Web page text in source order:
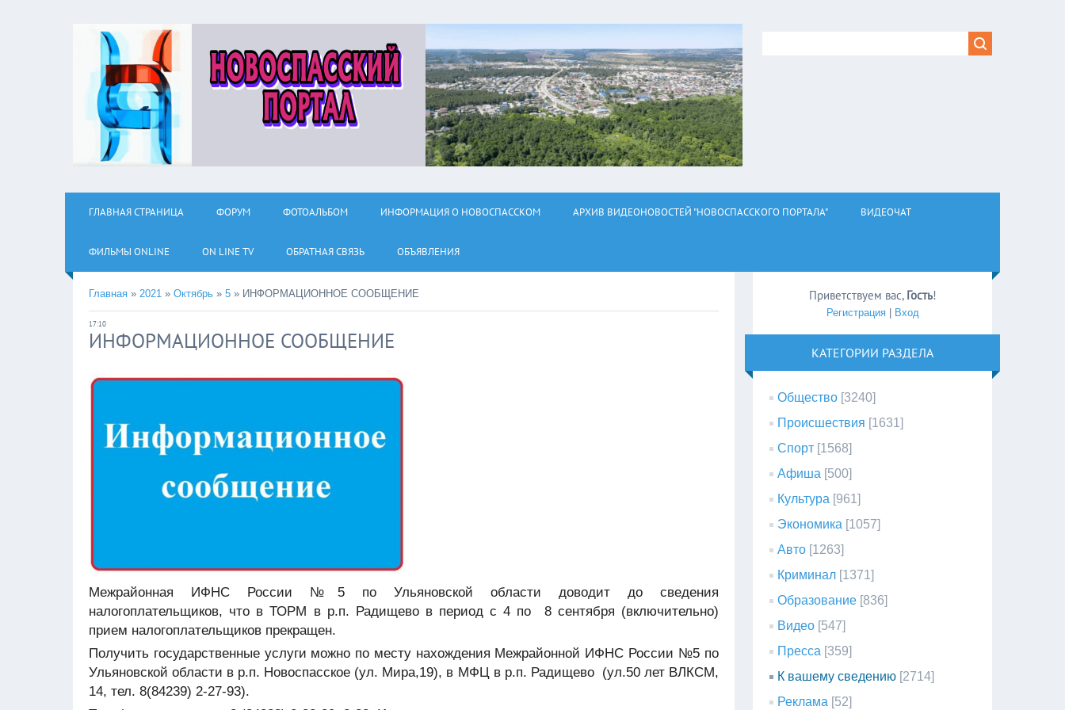
ГЛАВНАЯ СТРАНИЦА ФОРУМ ФОТОАЛЬБОМ ИНФОРМАЦИЯ О НОВОСПАССКОМ АРХИВ ВИДЕОНОВОСТЕЙ "НОВОСПАССКОГО ПОРТАЛА" ВИДЕОЧАТ
ФИЛЬМЫ ОNLINE ON LINE TV ОБРАТНАЯ СВЯЗЬ ОБЪЯВЛЕНИЯ
Главная » 2021 » Октябрь » 5 » ИНФОРМАЦИОННОЕ СООБЩЕНИЕ
17:10
ИНФОРМАЦИОННОЕ СООБЩЕНИЕ
Межрайонная ИФНС России №5 по Ульяновской области
доводит до сведения
налогоплательщиков, что в ТОРМ в р.п. Радищево в период с 4 по 8 сентября (включительно)
прием налогоплательщиков прекращен.
Получить государственные услуги можно по месту нахождения Межрайонной ИФНС России №5 по
Ульяновской области в р.п. Новоспасское (ул. Мира,19), в МФЦ в р.п. Радищево (ул.50 лет ВЛКСМ,
14, тел. 8(84239) 2-27-93).
Приветствуем вас, Гость!
Регистрация| Вход
КАТЕГОРИИ РАЗДЕЛА
Общество [3240]
Происшествия [1631]
Спорт [1568]
Афиша [500]
Культура [961]
Экономика [1057]
Авто [1263]
Криминал [1371]
Образование [836]
Видео [547]
Пресса [359]
К вашему сведению [2714]
Реклама [52]